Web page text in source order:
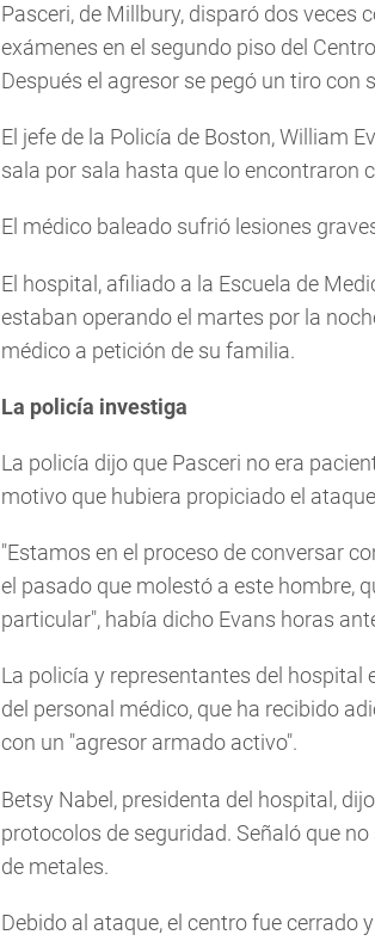
Pasceri, de Millbury, disparó dos veces
exámenes en el segundo piso del
Después el agresor se pegó un tiro con
El jefe de la Policía de Boston, William
sala por sala hasta que lo encontraron
El médico baleado sufrió lesiones
El hospital, afiliado a la Escuela de
estaban operando el martes por la
médico a petición de su familia.
La policía investiga
La policía dijo que Pasceri no era
motivo que hubiera propiciado el
"Estamos en el proceso de conversar
el pasado que molestó a este hombre,
particular", había dicho Evans horas
La policía y representantes del hospital
del personal médico, que ha recibido
con un "agresor armado activo".
Betsy Nabel, presidenta del hospital,
protocolos de seguridad. Señaló que
de metales.
Debido al ataque, el centro fue cerrado